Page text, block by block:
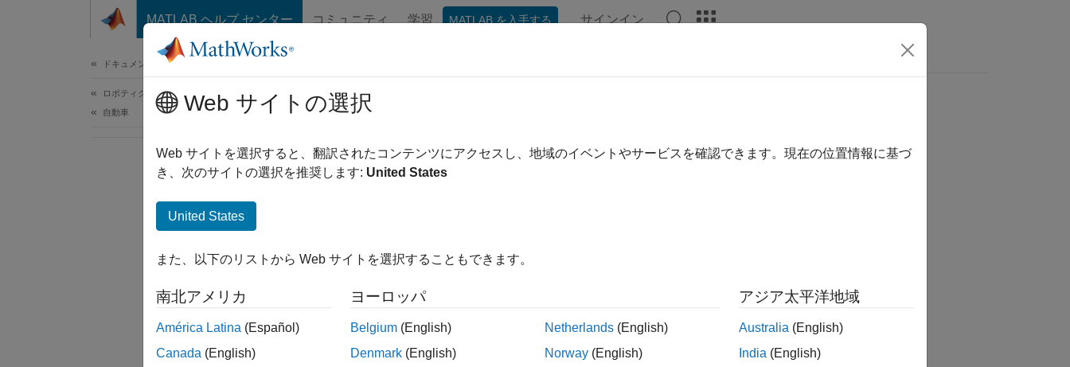
コンテンツへスキップ
MATLAB ヘルプ センター コミュニティ 学習 MATLAB を入手する サインイン
ドキュメンテーションのホーム
ロボティクスおよび自律システム
自動車
Web サイトの選択
Web サイトを選択すると、翻訳されたコンテンツにアクセスし、地域のイベントやサービスを確認できます。現在の位置情報に基づ
き、次のサイトの選択を推奨します: United States
United States
また、以下のリストから Web サイトを選択することもできます。
南北アメリカ
América Latina (Español)
Canada (English)
ヨーロッパ
Belgium (English)
Denmark (English)
Netherlands (English)
Norway (English)
アジア太平洋地域
Australia (English)
India (English)